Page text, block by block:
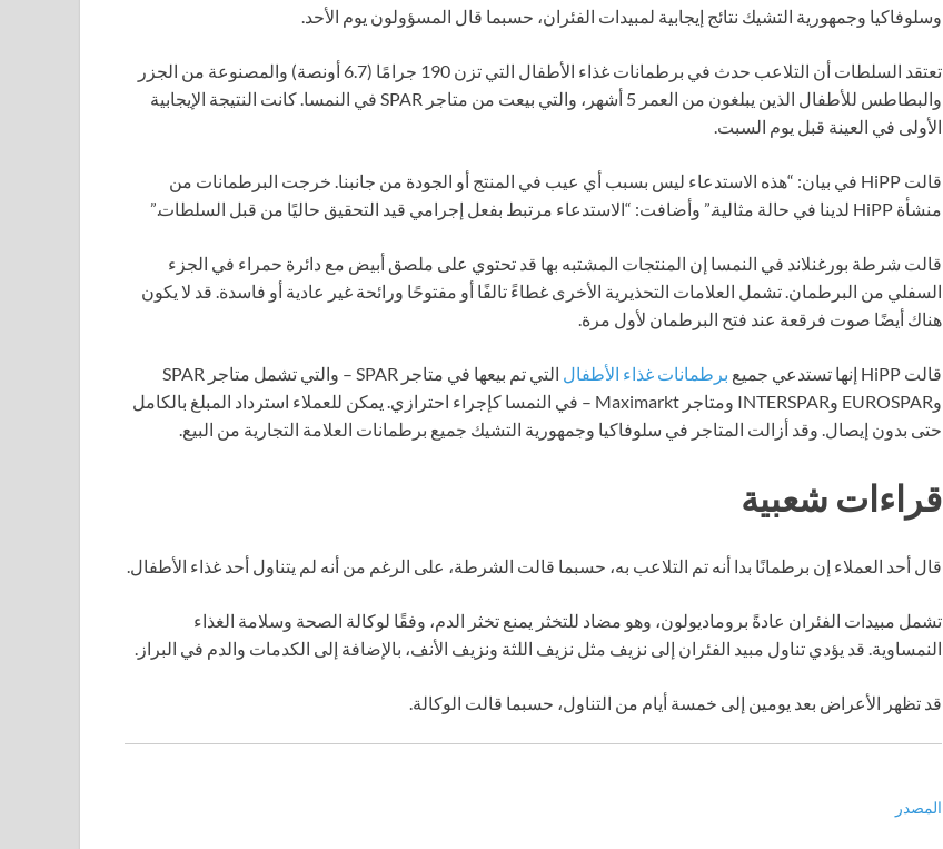
وسلوفاكيا وجمهورية التشيك نتائج إيجابية لمبيدات الفئران، حسبما قال المسؤولون يوم الأحد.
تعتقد السلطات أن التلاعب حدث في برطمانات غذاء الأطفال التي تزن 190 جرامًا (6.7 أونصة) والمصنوعة من الجزر
والبطاطس للأطفال الذين يبلغون من العمر 5 أشهر، والتي بيعت من متاجر SPAR في النمسا. كانت النتيجة الإيجابية
الأولى في العينة قبل يوم السبت.
قالت HiPP في بيان: “هذه الاستدعاء ليس بسبب أي عيب في المنتج أو الجودة من جانبنا. خرجت البرطمانات من
منشأة HiPP لدينا في حالة مثالية.” وأضافت: “الاستدعاء مرتبط بفعل إجرامي قيد التحقيق حاليًا من قبل السلطات.”
قالت شرطة بورغنلاند في النمسا إن المنتجات المشتبه بها قد تحتوي على ملصق أبيض مع دائرة حمراء في الجزء
السفلي من البرطمان. تشمل العلامات التحذيرية الأخرى غطاءً تالفًا أو مفتوحًا ورائحة غير عادية أو فاسدة. قد لا يكون
هناك أيضًا صوت فرقعة عند فتح البرطمان لأول مرة.
قالت HiPP إنها تستدعي جميع برطمانات غذاء الأطفال
التي تم بيعها في متاجر SPAR – والتي تشمل متاجر SPAR
وEUROSPAR وINTERSPAR ومتاجر Maximarkt – في النمسا كإجراء احترازي. يمكن للعملاء استرداد المبلغ بالكامل
حتى بدون إيصال. وقد أزالت المتاجر في سلوفاكيا وجمهورية التشيك جميع برطمانات العلامة التجارية من البيع.
قراءات شعبية
قال أحد العملاء إن برطمانًا بدا أنه تم التلاعب به، حسبما قالت الشرطة، على الرغم من أنه لم يتناول أحد غذاء الأطفال.
تشمل مبيدات الفئران عادةً بروماديولون، وهو مضاد للتخثر يمنع تخثر الدم، وفقًا لوكالة الصحة وسلامة الغذاء
النمساوية. قد يؤدي تناول مبيد الفئران إلى نزيف مثل نزيف اللثة ونزيف الأنف، بالإضافة إلى الكدمات والدم في البراز.
قد تظهر الأعراض بعد يومين إلى خمسة أيام من التناول، حسبما قالت الوكالة.
المصدر